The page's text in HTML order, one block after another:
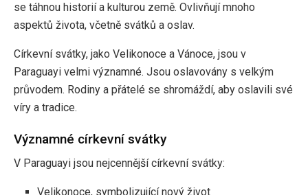
se táhnou historií a kulturou země. Ovlivňují mnoho
aspektů života, včetně svátků a oslav.
Církevní svátky, jako Velikonoce a Vánoce, jsou v
Paraguayi velmi významné. Jsou oslavovány s velkým
průvodem. Rodiny a přátelé se shromáždí, aby oslavili své
víry a tradice.
Významné církevní svátky
V Paraguayi jsou nejcennější církevní svátky:
Velikonoce, symbolizující nový život